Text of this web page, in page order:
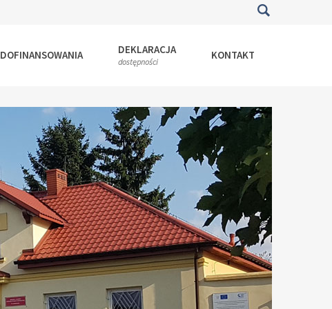
DOFINANSOWANIA DEKLARACJA
dostępności KONTAKT